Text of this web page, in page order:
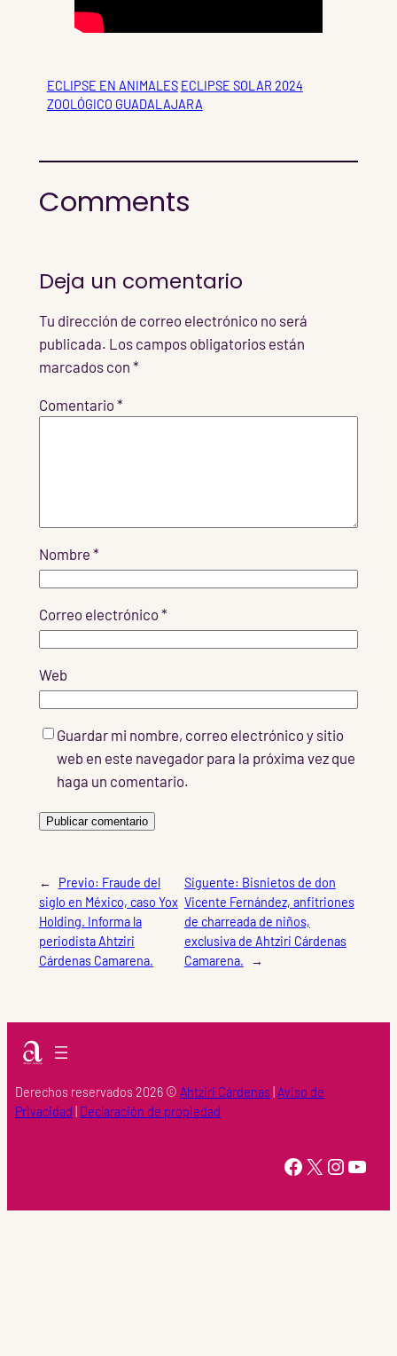
ECLIPSE EN ANIMALES ECLIPSE SOLAR 2024
ZOOLÓGICO GUADALAJARA
Comments
Deja un comentario
Tu dirección de correo electrónico no será
publicada. Los campos obligatorios están
marcados con *
Comentario *
Nombre *
Correo electrónico *
Web
Guardar mi nombre, correo electrónico y sitio
web en este navegador para la próxima vez que
haga un comentario.
← Previo: Fraude del
siglo en México, caso Yox
Holding. Informa la
periodista Ahtziri
Cárdenas Camarena.
Siguente: Bisnietos de don
Vicente Fernández, anfitriones
de charreada de niños,
exclusiva de Ahtziri Cárdenas
Camarena.
→
Derechos reservados 2026 © Ahtziri Cárdenas Aviso de
Privacidad Declaración de propiedad
https://www.facebook.com/Ahtziri-Cardenas-147415518616960/ X Instagram YouTube